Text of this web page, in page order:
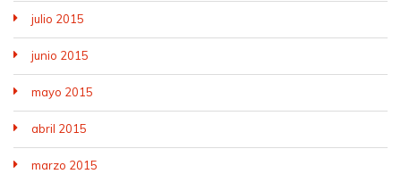
julio 2015
junio 2015
mayo 2015
abril 2015
marzo 2015